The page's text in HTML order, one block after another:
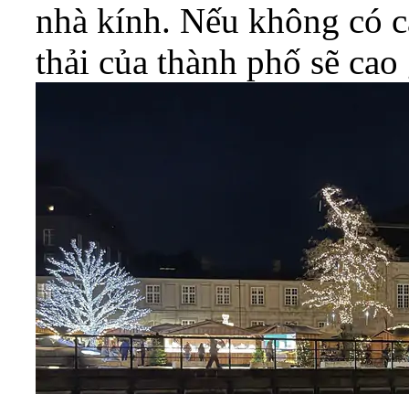
nhà kính. Nếu không có
thải của thành phố sẽ